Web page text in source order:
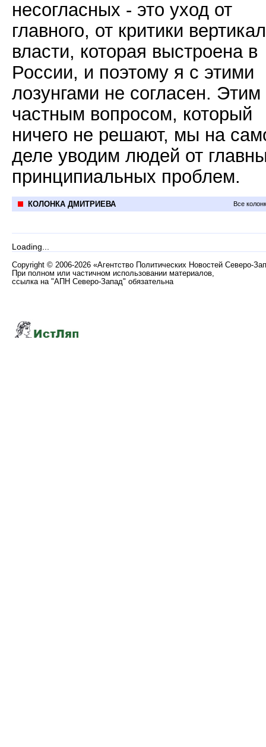
несогласных - это уход от
главного, от критики
власти, которая выстроена в
России, и поэтому я с этими
лозунгами не согласен. Этим
частным вопросом, который
ничего не решают, мы на
деле уводим людей от
принципиальных проблем.
КОЛОНКА ДМИТРИЕВА Все
Loading...
Copyright © 2006-2026 «Агентство Политических Новостей Северо-
При полном или частичном использовании материалов,
ссылка на "АПН Северо-Запад" обязательна